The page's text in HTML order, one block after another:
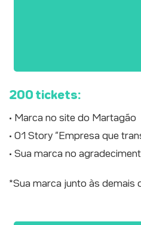
200 tickets:
• Marca no site do Martagão
• 01 Story “Empresa que
• Sua marca no
*Sua marca junto às demais